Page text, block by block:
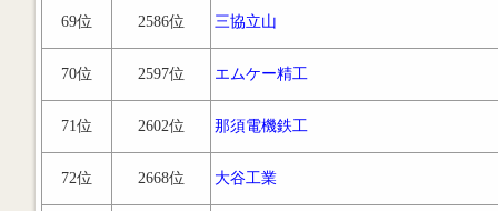
69位 2586位 三協立山
70位 2597位 エムケー精工
71位 2602位 那須電機鉄工
72位 2668位 大谷工業